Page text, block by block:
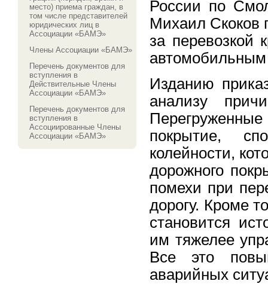
место) приема граждан, в
том числе представителей
юридических лиц в
Ассоциации «БАМЭ»
Члены Ассоциации «БАМЭ»
Перечень документов для
вступления в
Действительные Члены
Ассоциации «БАМЭ»
Перечень документов для
вступления в
Ассоциированные Члены
Ассоциации «БАМЭ»
России по
Михаил Скоков
за перевозкой
автомобильным
Изданию
анализу
покрытие,
колейности,
дорожного
помехи при
дорогу. Кроме
становится
им тяжелее
Все это
аварийных